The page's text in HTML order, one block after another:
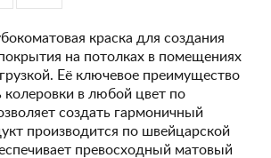
краска для создания
на потолках в помещениях
Её ключевое преимущество
в любой цвет по
создать гармоничный
производится по швейцарской
превосходный матовый